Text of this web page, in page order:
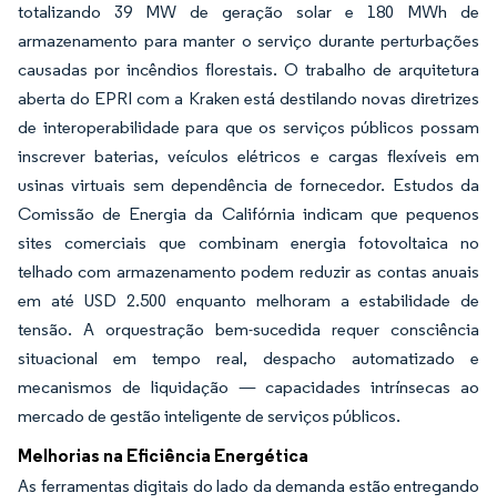
totalizando 39 MW de geração solar e 180 MWh de
armazenamento para manter o serviço durante perturbações
causadas por incêndios florestais. O trabalho de arquitetura
aberta do EPRI com a Kraken está destilando novas diretrizes
de interoperabilidade para que os serviços públicos possam
inscrever baterias, veículos elétricos e cargas flexíveis em
usinas virtuais sem dependência de fornecedor. Estudos da
Comissão de Energia da Califórnia indicam que pequenos
sites comerciais que combinam energia fotovoltaica no
telhado com armazenamento podem reduzir as contas anuais
em até USD 2.500 enquanto melhoram a estabilidade de
tensão. A orquestração bem-sucedida requer consciência
situacional em tempo real, despacho automatizado e
mecanismos de liquidação — capacidades intrínsecas ao
mercado de gestão inteligente de serviços públicos.
Melhorias na Eficiência Energética
As ferramentas digitais do lado da demanda estão entregando